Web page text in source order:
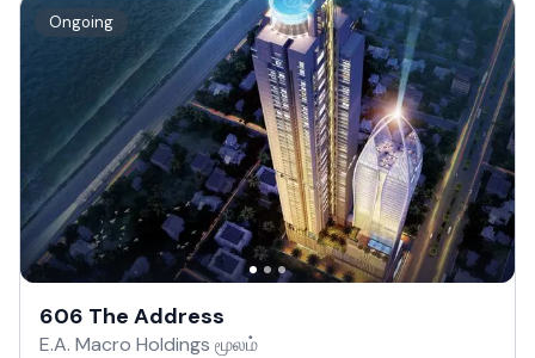
Ongoing
606 The Address
E.A. Macro Holdings மூலம்